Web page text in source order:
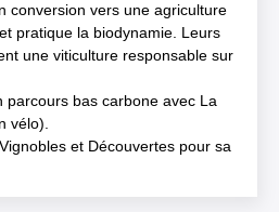
conversion vers une agriculture
pratique la biodynamie. Leurs
une viticulture responsable sur
parcours bas carbone avec La
vélo).
et Découvertes pour sa